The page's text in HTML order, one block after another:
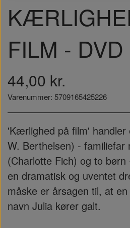
FILM - DVD
44,00 kr.
Varenummer: 5709165425226
'Kærlighed på film' handler
W. Berthelsen) - familiefar
(Charlotte Fich) og to
en dramatisk og uventet
måske er årsagen til, at
navn Julia kører galt.